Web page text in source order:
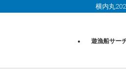
横内丸
遊漁船サー